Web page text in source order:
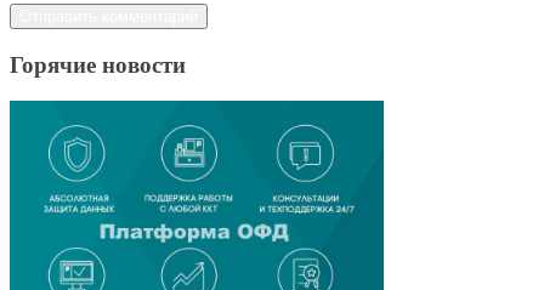
Горячие новости